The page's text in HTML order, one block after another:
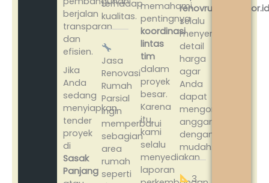
berjalan
transparan
dan
efisien.
Jika
Anda
sedang
menyiapkan
tender
proyek
di
Sasak
Panjang
terhadap
kualitas.
Jasa
Renovasi
Rumah
Parsial
Ingin
memperbarui
sebagian
area
rumah
seperti
memahami
pentingnya
koordinasi
lintas
tim
dalam
proyek
besar.
Karena
itu,
kami
selalu
menyediakan
laporan
renovrumahbogor.id
selalu
menyertakan
detail
harga
agar
Anda
dapat
mengontrol
anggaran
dengan
mudah.
3.